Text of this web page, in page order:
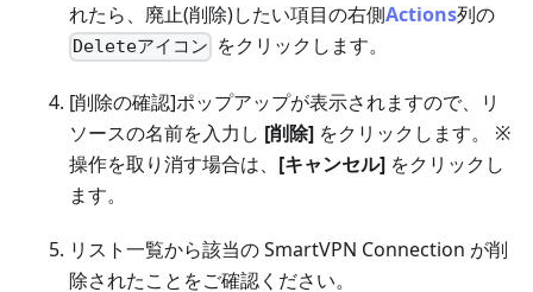
れたら、廃止(削除)したい項目の右側Actions列の
Deleteアイコン をクリックします。
[削除の確認]ポップアップが表示されますので、リ
ソースの名前を入力し [削除] をクリックします。 ※
操作を取り消す場合は、 [キャンセル] をクリックし
ます。
リスト一覧から該当の SmartVPN Connection が削
除されたことをご確認ください。